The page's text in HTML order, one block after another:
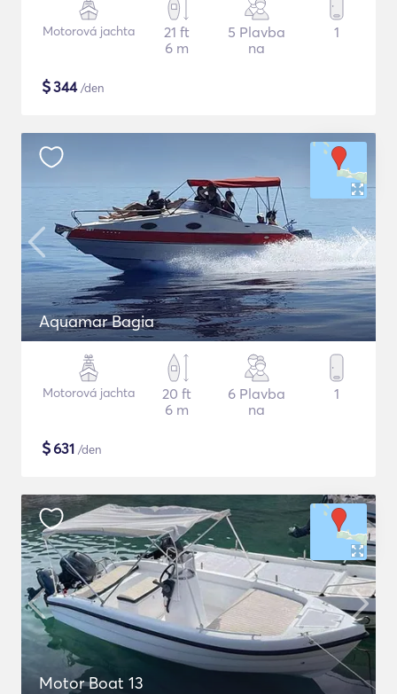
Motorová jachta
21 ft
6 m
5 Plavba
na
1
$344/den
Aquamar Bagia
Motorová jachta
20 ft
6 m
6 Plavba
na
1
$631 /den
Motor Boat 13